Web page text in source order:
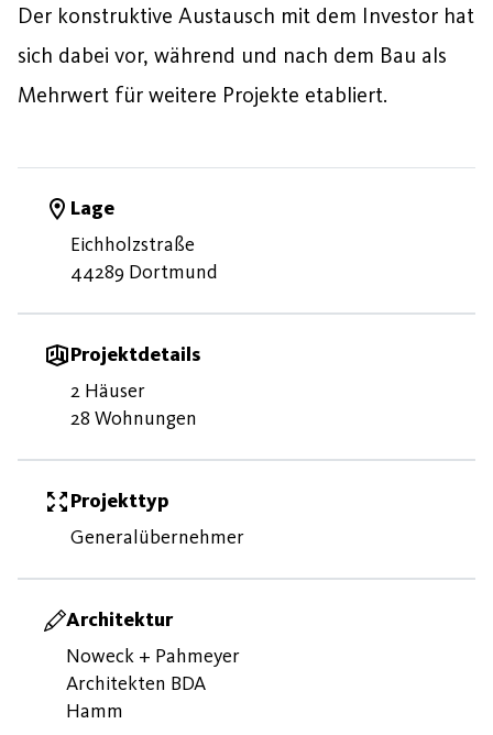
Der konstruktive Austausch mit dem Investor hat
sich dabei vor, während und nach dem Bau als
Mehrwert für weitere Projekte etabliert.
Lage
Eichholzstraße
44289 Dortmund
Projektdetails
2 Häuser
28 Wohnungen
Projekttyp
Generalübernehmer
Architektur
Noweck + Pahmeyer
Architekten BDA
Hamm